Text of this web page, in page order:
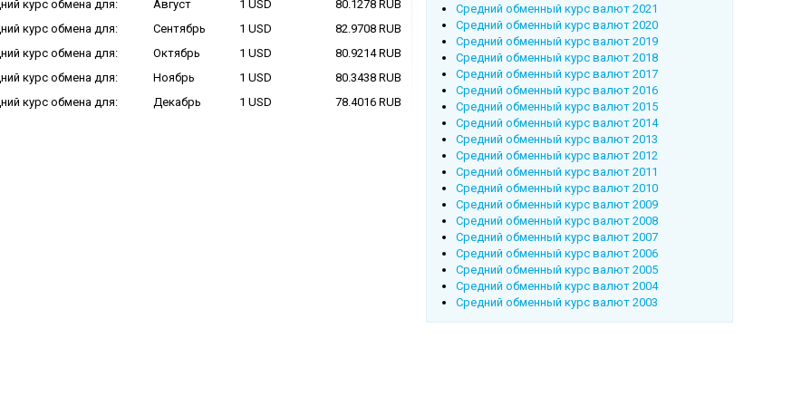
курс обмена для:
Август 1 USD
80.1278 RUB
курс обмена для:
Сентябрь 1 USD
82.9708 RUB
курс обмена для:
Октябрь 1 USD
80.9214 RUB
курс обмена для:
Ноябрь 1 USD
80.3438 RUB
курс обмена для:
Декабрь 1 USD 78.4016 RUB
Cредний обменный курс валют 2021
Cредний обменный курс валют 2020
Cредний обменный курс валют 2019
Cредний обменный курс валют 2018
Cредний обменный курс валют 2017
Cредний обменный курс валют 2016
Cредний обменный курс валют 2015
Cредний обменный курс валют 2014
Cредний обменный курс валют 2013
Cредний обменный курс валют 2012
Cредний обменный курс валют 2011
Cредний обменный курс валют 2010
Cредний обменный курс валют 2009
Cредний обменный курс валют 2008
Cредний обменный курс валют 2007
Cредний обменный курс валют 2006
Cредний обменный курс валют 2005
Cредний обменный курс валют 2004
Cредний обменный курс валют 2003